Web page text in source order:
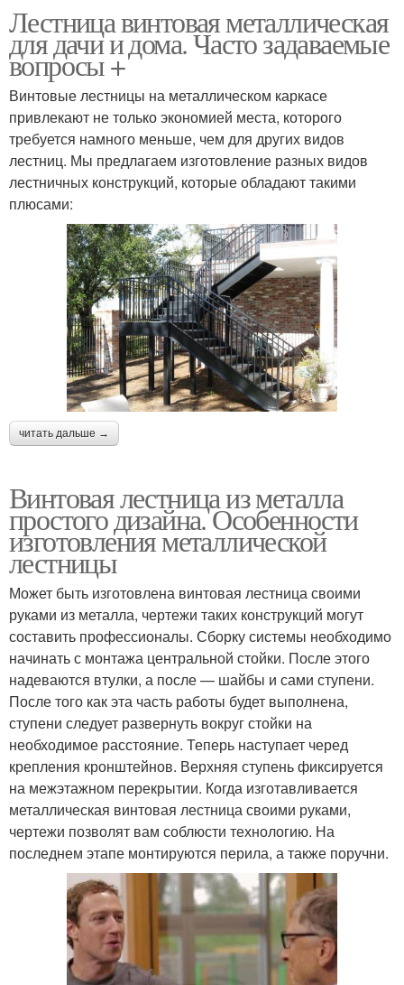
Лестница винтовая металлическая
для дачи и дома. Часто задаваемые
вопросы +
Винтовые лестницы на металлическом каркасе
привлекают не только экономией места, которого
требуется намного меньше, чем для других видов
лестниц. Мы предлагаем изготовление разных видов
лестничных конструкций, которые обладают такими
плюсами:
читать дальше →
Винтовая лестница из металла
простого дизайна. Особенности
изготовления металлической
лестницы
Может быть изготовлена винтовая лестница своими
руками из металла, чертежи таких конструкций могут
составить профессионалы. Сборку системы необходимо
начинать с монтажа центральной стойки. После этого
надеваются втулки, а после — шайбы и сами ступени.
После того как эта часть работы будет выполнена,
ступени следует развернуть вокруг стойки на
необходимое расстояние. Теперь наступает черед
крепления кронштейнов. Верхняя ступень фиксируется
на межэтажном перекрытии. Когда изготавливается
металлическая винтовая лестница своими руками,
чертежи позволят вам соблюсти технологию. На
последнем этапе монтируются перила, а также поручни.